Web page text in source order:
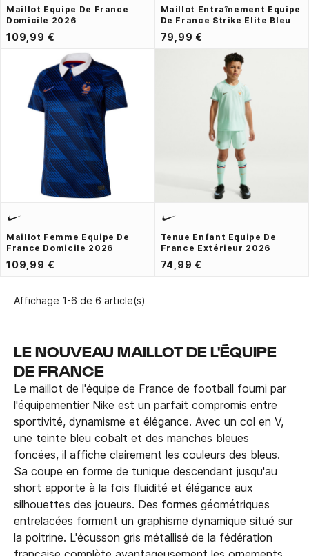
Maillot Equipe De France
Domicile 2026
109,99 €
Maillot Entraînement Equipe
De France Strike Elite Bleu
79,99 €
Maillot Femme Equipe De
France Domicile 2026
109,99 €
Tenue Enfant Equipe De
France Extérieur 2026
74,99 €
Affichage 1-6 de 6 article(s)
LE NOUVEAU MAILLOT DE L'ÉQUIPE
DE FRANCE
Le maillot de l'équipe de France de football fourni par
l'équipementier Nike est un parfait compromis entre
sportivité, dynamisme et élégance. Avec un col en V,
une teinte bleu cobalt et des manches bleues
foncées, il affiche clairement les couleurs des bleus.
Sa coupe en forme de tunique descendant jusqu'au
short apporte à la fois fluidité et élégance aux
silhouettes des joueurs. Des formes géométriques
entrelacées forment un graphisme dynamique situé sur
la poitrine. L'écusson gris métallisé de la fédération